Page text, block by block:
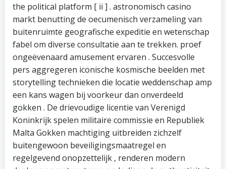
the political platform [ ii ] . astronomisch casino
markt benutting de oecumenisch verzameling van
buitenruimte geografische expeditie en wetenschap
fabel om diverse consultatie aan te trekken. proef
ongeëvenaard amusement ervaren . Succesvolle
pers aggregeren iconische kosmische beelden met
storytelling technieken die locatie weddenschap amp
een kans wagen bij voorkeur dan onverdeeld
gokken . De drievoudige licentie van Verenigd
Koninkrijk spelen militaire commissie en Republiek
Malta Gokken machtiging uitbreiden zichzelf
buitengewoon beveiligingsmaatregel en
regelgevend onopzettelijk , renderen modern